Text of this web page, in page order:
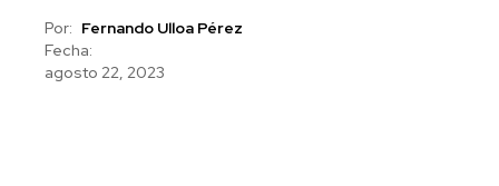
Por: Fernando Ulloa Pérez
Fecha:
agosto 22, 2023